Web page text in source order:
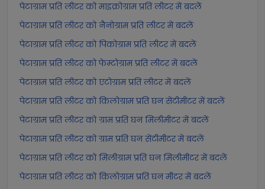
पेटाग्राम प्रति लीटर को माइक्रोग्राम प्रति लीटर में बदलें
पेटाग्राम प्रति लीटर को नैनोग्राम प्रति लीटर में बदलें
पेटाग्राम प्रति लीटर को पिकोग्राम प्रति लीटर में बदलें
पेटाग्राम प्रति लीटर को फेम्टोग्राम प्रति लीटर में बदलें
पेटाग्राम प्रति लीटर को एटोग्राम प्रति लीटर में बदलें
पेटाग्राम प्रति लीटर को किलोग्राम प्रति घन सेंटीमीटर में बदलें
पेटाग्राम प्रति लीटर को ग्राम प्रति घन मिलीमीटर में बदलें
पेटाग्राम प्रति लीटर को ग्राम प्रति घन सेंटीमीटर में बदलें
पेटाग्राम प्रति लीटर को मिलीग्राम प्रति घन मिलीमीटर में बदलें
पेटाग्राम प्रति लीटर को किलोग्राम प्रति घन मीटर में बदलें